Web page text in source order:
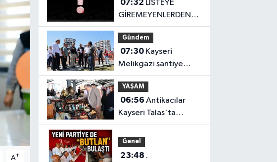
A+
07:32
GİREMEYENLERDEN
SERT AÇIKLAMA
Gündem
07:30
Melikgazi şantiye
alanına döndü
YAŞAM
06:56 Antikacılar
Kayseri Talas'ta
buluşuyor
Genel
23:48 .